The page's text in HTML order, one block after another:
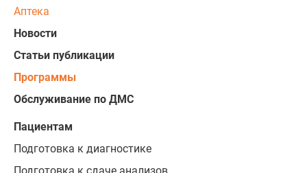
Аптека
Новости
Статьи публикации
Программы
Обслуживание по ДМС
Пациентам
Подготовка к диагностике